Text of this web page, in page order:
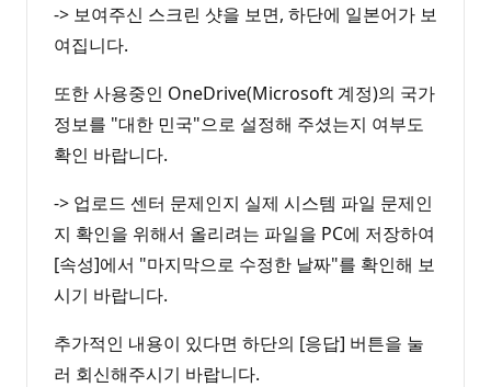
-> 보여주신 스크린 샷을 보면, 하단에 일본어가 보
여집니다.
또한 사용중인 OneDrive(Microsoft 계정)의 국가
정보를 "대한 민국"으로 설정해 주셨는지 여부도
확인 바랍니다.
-> 업로드 센터 문제인지 실제 시스템 파일 문제인
지 확인을 위해서 올리려는 파일을 PC에 저장하여
[속성]에서 "마지막으로 수정한 날짜"를 확인해 보
시기 바랍니다.
추가적인 내용이 있다면 하단의 [응답] 버튼을 눌
러 회신해주시기 바랍니다.